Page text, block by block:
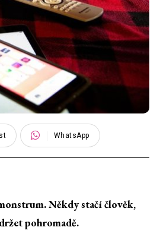
WhatsApp
Někdy stačí člověk,
pohromadě.